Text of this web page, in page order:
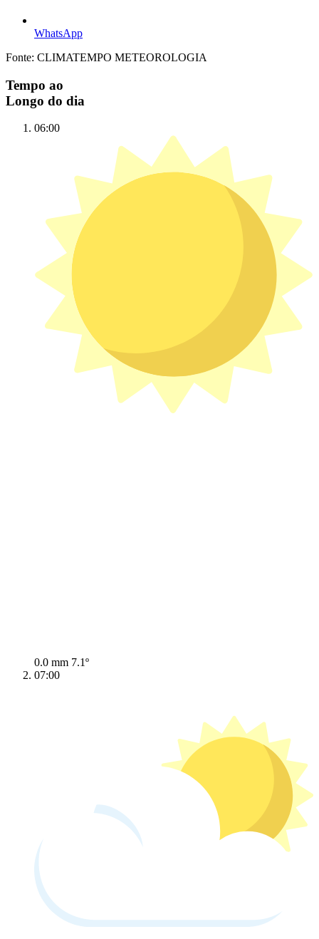
WhatsApp
Fonte: CLIMATEMPO METEOROLOGIA
Tempo ao
Longo do dia
06:00
0.0 mm 7.1º
07:00